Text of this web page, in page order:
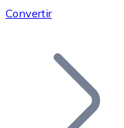
Únete a nuestra
Añade tu
Convertir